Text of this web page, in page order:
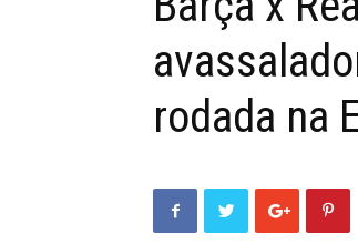
rodada na